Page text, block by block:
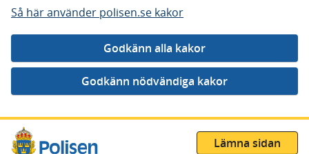
Så här använder polisen.se kakor
Gå direkt till innehåll
Lämna sidan